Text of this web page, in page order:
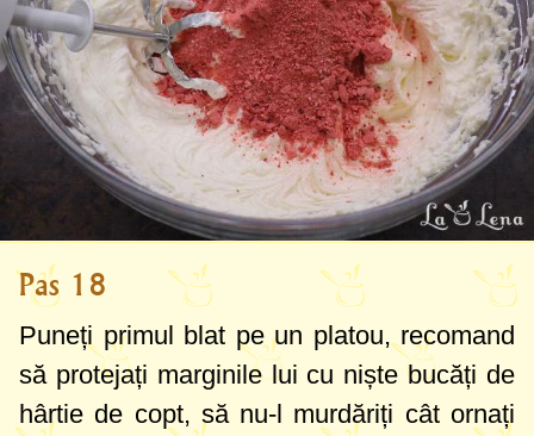
Pas 18
Puneți primul blat pe un platou, recomand
să protejați marginile lui cu niște bucăți de
hârtie de copt, să nu-l murdăriți cât ornați